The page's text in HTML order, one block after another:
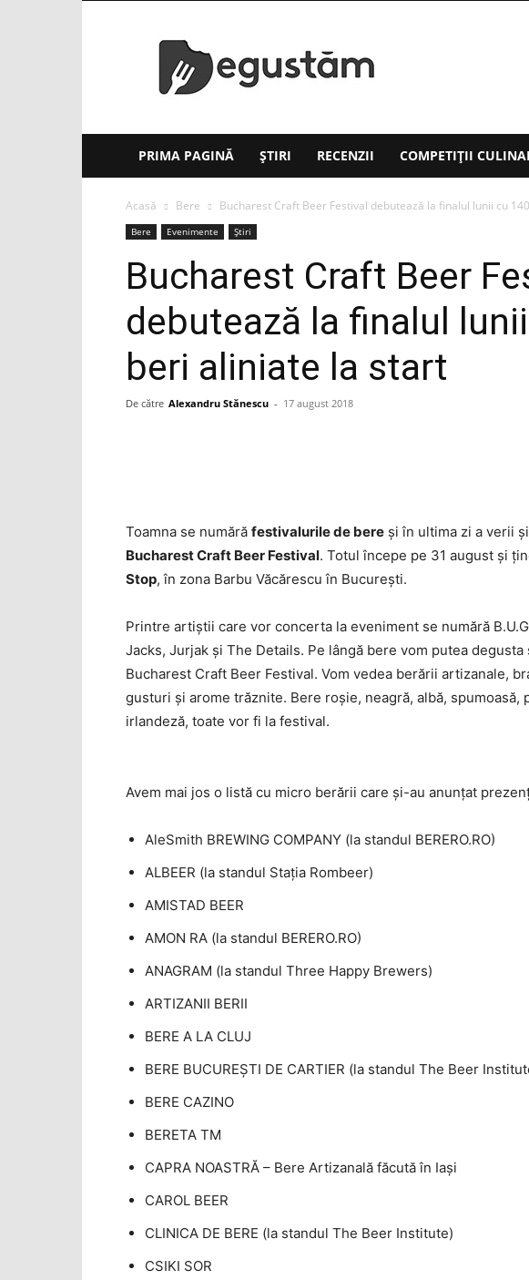
Degustăm(.ro)
PRIMA PAGINĂ ȘTIRI RECENZII COMPETIȚII
Acasă Bere Bucharest Craft Beer Festival debutează la finalul lunii cu
Bere Evenimente Știri
Bucharest Craft Beer
debutează la finalul
beri aliniate la start
De către Alexandru Stănescu - 17 august 2018
Toamna se numără festivalurile de bere şi în ultima zi a verii
Bucharest Craft Beer Festival. Totul începe pe 31 august şi
Stop, în zona Barbu Văcărescu în Bucureşti.
Printre artiştii care vor concerta la eveniment se numără
Jacks, Jurjak şi The Details. Pe lângă bere vom putea
Bucharest Craft Beer Festival. Vom vedea berării artizanale,
gusturi şi arome trăznite. Bere roşie, neagră, albă, spumoasă,
irlandeză, toate vor fi la festival.
Avem mai jos o listă cu micro berării care şi-au anunţat
AleSmith BREWING COMPANY (la standul BERERO.RO)
ALBEER (la standul Staţia Rombeer)
AMISTAD BEER
AMON RA (la standul BERERO.RO)
ANAGRAM (la standul Three Happy Brewers)
ARTIZANII BERII
BERE A LA CLUJ
BERE BUCUREŞTI DE CARTIER (la standul The Beer
BERE CAZINO
BERETA TM
CAPRA NOASTRĂ – Bere Artizanală făcută în Iaşi
CAROL BEER
CLINICA DE BERE (la standul The Beer Institute)
CSIKI SOR